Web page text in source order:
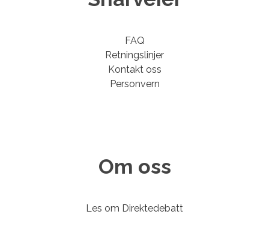
FAQ
Retningslinjer
Kontakt oss
Personvern
Om oss
Les om Direktedebatt